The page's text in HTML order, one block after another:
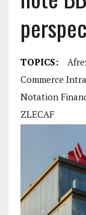
TOPICS:
Commerce
Notation
ZLECAF